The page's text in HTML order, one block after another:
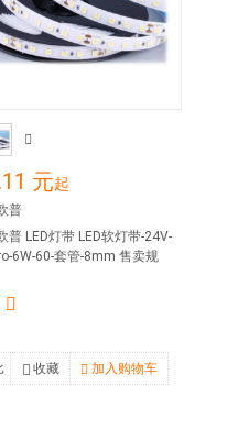
元起
普
普 LED灯带 LED软灯带-24V-
6W-60-套管-8mm 售卖规
卷
收藏 加入购物车